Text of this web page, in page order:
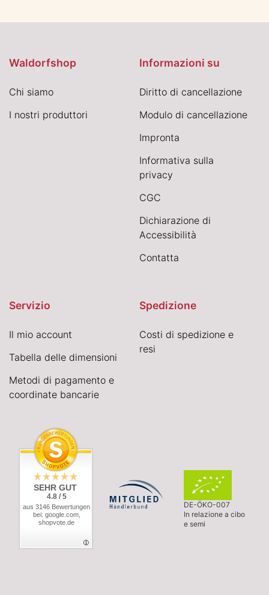
Waldorfshop
Chi siamo
I nostri produttori
Informazioni su
Diritto di cancellazione
Modulo di cancellazione
Impronta
Informativa sulla
privacy
CGC
Dichiarazione di
Accessibilità
Contatta
Servizio
Il mio account
Tabella delle dimensioni
Metodi di pagamento e
coordinate bancarie
Spedizione
Costi di spedizione e
resi
SEHR GUT
4.8 / 5
aus 3146 Bewertungen
bei: google.com,
shopvote.de
DE-ÖKO-007
In relazione a cibo
e semi